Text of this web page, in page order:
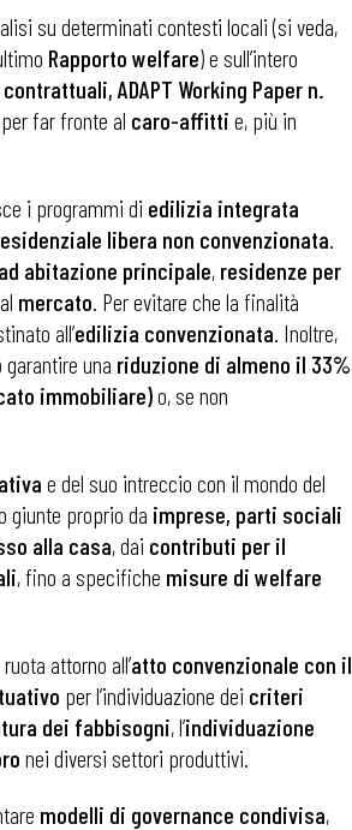
su determinati contesti locali (si veda,
Rapporto welfare) e sull’intero
ADAPT Working Paper n.
far fronte al caro-affitti e, più in
i programmi di edilizia integrata
libera non convenzionata.
abitazione principale, residenze per
mercato. Per evitare che la finalità
all’edilizia convenzionata. Inoltre,
garantire una riduzione di almeno il 33%
immobiliare)o, se non
e del suo intreccio con il mondo del
giunte proprio da imprese, parti sociali
alla casa, dai contributi per il
, fino a specifiche misure di welfare
ruota attorno all’atto convenzionale con il
per l’individuazione dei criteri
dei fabbisogni, l’individuazione
nei diversi settori produttivi.
modelli di governance condivisa,